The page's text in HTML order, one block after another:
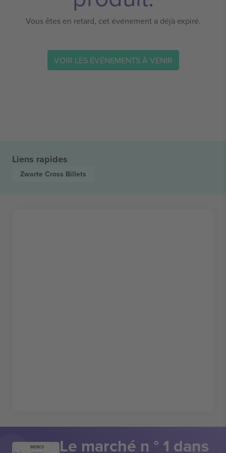
Vous êtes en retard, cet événement a déjà expiré.
VOIR LES ÉVÉNEMENTS À VENIR
Liens rapides
Zwarte Cross Billets
MERCI! Le marché n ° 1 dans